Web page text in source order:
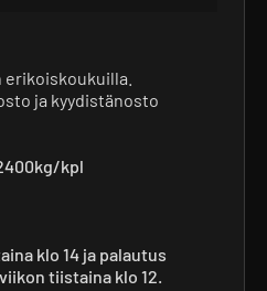
ja kyydistänosto
kpl
klo 14 ja palautus
tiistaina klo 12.